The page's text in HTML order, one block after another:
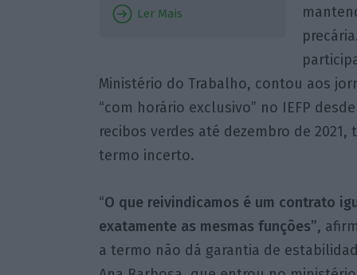
Ler Mais
Ministério do Trabalho, contou aos
“com horário exclusivo” no IEFP
recibos verdes até dezembro de
termo incerto.
“O que reivindicamos é um contrato
exatamente as mesmas funções”,
a termo não dá garantia de